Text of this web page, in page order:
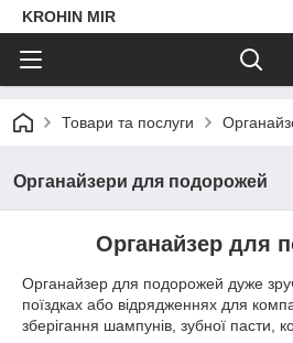
KROHIN MIR
Товари та послуги
Органайзери для подорожей
Органайзер для
Органайзер для подорожей дуже
поїздках або відрядженнях для
зберігання шампунів, зубної пасти,